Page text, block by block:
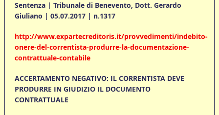
Sentenza | Tribunale di Benevento, Dott. Gerardo
Giuliano | 05.07.2017 | n.1317
http://www.expartecreditoris.it/provvedimenti/indebito-
onere-del-correntista-produrre-la-documentazione-
contrattuale-contabile
ACCERTAMENTO NEGATIVO: IL CORRENTISTA DEVE
PRODURRE IN GIUDIZIO IL DOCUMENTO
CONTRATTUALE